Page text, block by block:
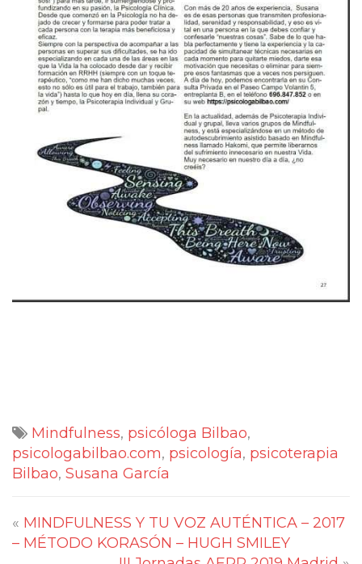
Mindfulness, psicóloga Bilbao,
psicologabilbao.com, psicología, psicoterapia
Bilbao, Susana García
« MINDFULNESS Y TU VOZ AUTÉNTICA – 2017
– MÉTODO KORASÓN – HUGH SMILEY